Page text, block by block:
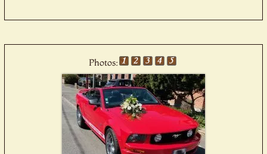
Photos: